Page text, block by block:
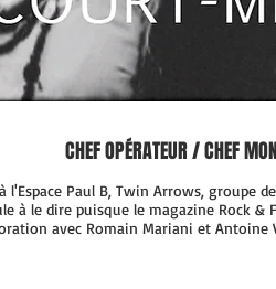
CHEF OPÉRATEUR / CHEF
l'Espace Paul B, Twin Arrows, groupe
à le dire puisque le magazine Rock &
avec Romain Mariani et Antoine